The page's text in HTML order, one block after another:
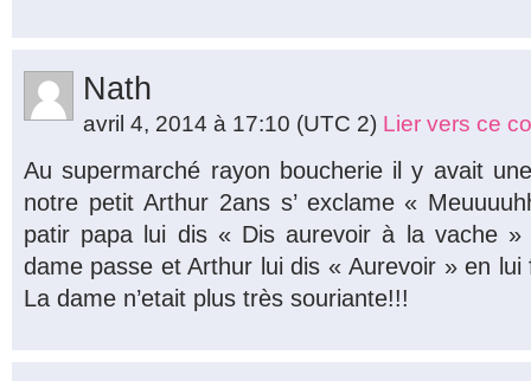
Nath
avril 4, 2014 à 17:10 (UTC 2) Lier vers ce
Au supermarché rayon boucherie il y avait
notre petit Arthur 2ans s’ exclame «
patir papa lui dis « Dis aurevoir à la vache
dame passe et Arthur lui dis « Aurevoir » en
La dame n’etait plus très souriante!!!